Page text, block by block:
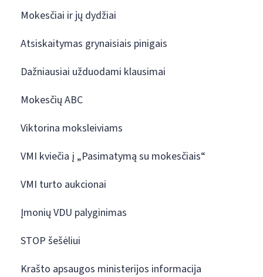
Mokesčiai ir jų dydžiai
Atsiskaitymas grynaisiais pinigais
Dažniausiai užduodami klausimai
Mokesčių ABC
Viktorina moksleiviams
VMI kviečia į „Pasimatymą su mokesčiais“
VMI turto aukcionai
Įmonių VDU palyginimas
STOP šešėliui
Krašto apsaugos ministerijos informacija